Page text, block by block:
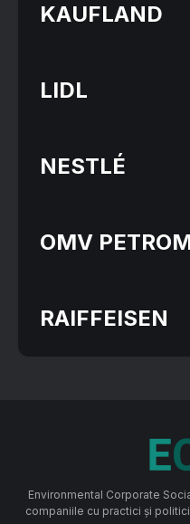
KAUFLAND
LIDL
NESTLÉ
OMV
RAIFFEISEN
Environmental Corporate
companiile cu practici și